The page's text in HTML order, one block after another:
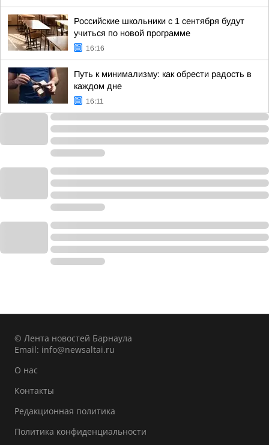
Российские школьники с 1 сентября будут
учиться по новой программе
16:16
Путь к минимализму: как обрести радость в
каждом дне
16:11
© Лента новостей Барнаула
Email: info@newsaltai.ru
О нас
Контакты
Редакционная политика
Политика конфиденциальности